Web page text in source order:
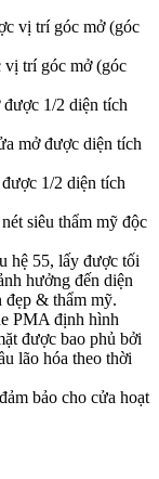
vị trí góc mở (góc
vị trí góc mở (góc
1/2 diện tích
mở được diện tích
1/2 diện tích
siêu thẩm mỹ độc
hệ 55, lấy được tối
hưởng đến diện
đẹp & thẩm mỹ.
PMA định hình
được bao phủ bởi
lão hóa theo thời
bảo cho cửa hoạt